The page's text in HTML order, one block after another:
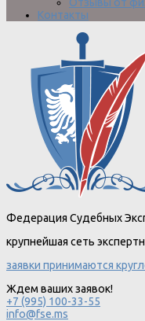
Отзывы от
Контакты
Федерация Судебных
крупнейшая сеть
заявки принимаются
Ждем ваших заявок!
+7 (995) 100-33-55
info@fse.ms